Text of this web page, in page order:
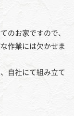
のお家ですので、
作業には欠かせま
自社にて組み立て